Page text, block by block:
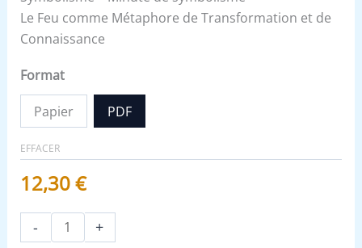
Le Feu comme Métaphore de Transformation et de
Connaissance
Format
Papier PDF
EFFACER
12,30€
- +